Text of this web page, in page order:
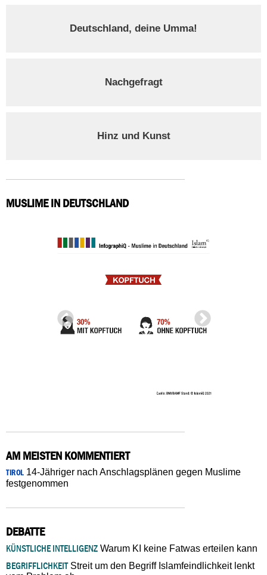
Deutschland, deine Umma!
Nachgefragt
Hinz und Kunst
MUSLIME IN DEUTSCHLAND
AM MEISTEN KOMMENTIERT
TIROL14-Jähriger nach Anschlagsplänen gegen Muslime
festgenommen
DEBATTE
KÜNSTLICHE INTELLIGENZ Warum KI keine Fatwas erteilen kann
BEGRIFFLICHKEITStreit um den Begriff Islamfeindlichkeit lenkt